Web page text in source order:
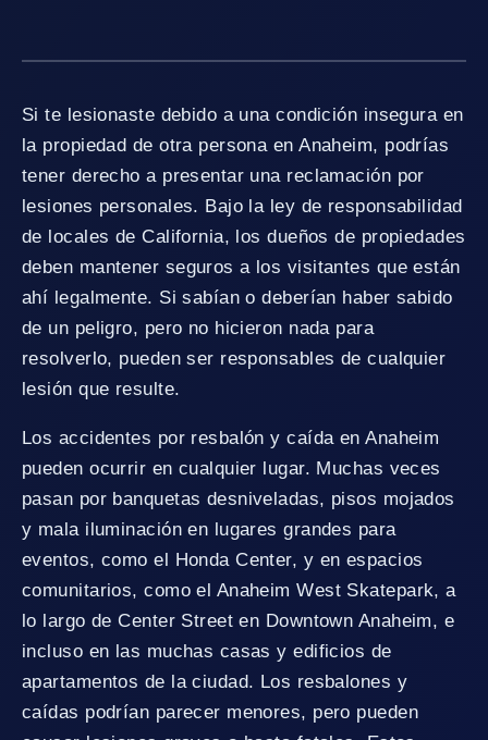
Si te lesionaste debido a una condición insegura en
la propiedad de otra persona en Anaheim, podrías
tener derecho a presentar una reclamación por
lesiones personales. Bajo la ley de responsabilidad
de locales de California, los dueños de propiedades
deben mantener seguros a los visitantes que están
ahí legalmente. Si sabían o deberían haber sabido
de un peligro, pero no hicieron nada para
resolverlo, pueden ser responsables de cualquier
lesión que resulte.
Los accidentes por resbalón y caída en Anaheim
pueden ocurrir en cualquier lugar. Muchas veces
pasan por banquetas desniveladas, pisos mojados
y mala iluminación en lugares grandes para
eventos, como el Honda Center, y en espacios
comunitarios, como el Anaheim West Skatepark, a
lo largo de Center Street en Downtown Anaheim, e
incluso en las muchas casas y edificios de
apartamentos de la ciudad. Los resbalones y
caídas podrían parecer menores, pero pueden